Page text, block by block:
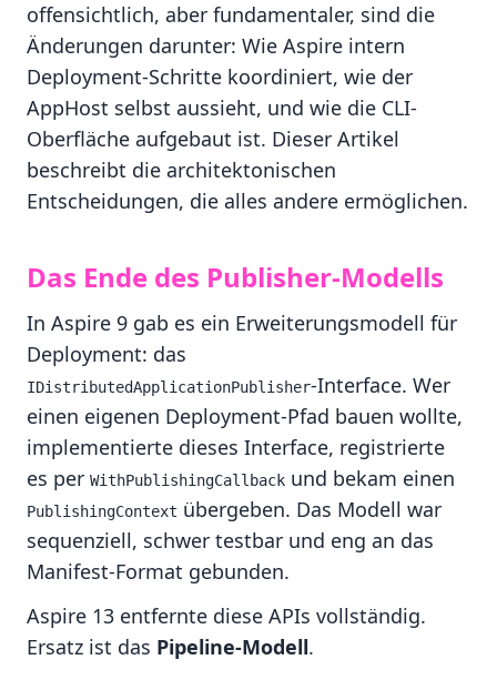
offensichtlich, aber fundamentaler, sind die
Änderungen darunter: Wie Aspire intern
Deployment-Schritte koordiniert, wie der
AppHost selbst aussieht, und wie die CLI-
Oberfläche aufgebaut ist. Dieser Artikel
beschreibt die architektonischen
Entscheidungen, die alles andere ermöglichen.
Das Ende des Publisher-Modells
In Aspire 9 gab es ein Erweiterungsmodell für
Deployment: das
IDistributedApplicationPublisher-Interface. Wer
einen eigenen Deployment-Pfad bauen wollte,
implementierte dieses Interface, registrierte
es per WithPublishingCallback und bekam einen
PublishingContext übergeben. Das Modell war
sequenziell, schwer testbar und eng an das
Manifest-Format gebunden.
Aspire 13 entfernte diese APIs vollständig.
Ersatz ist das Pipeline-Modell.